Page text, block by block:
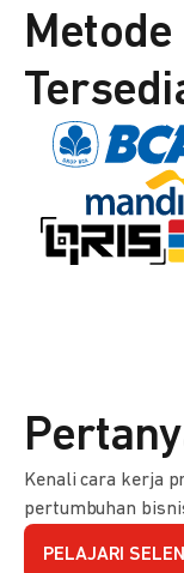
Kenali cara kerja
pertumbuhan
PELAJARI